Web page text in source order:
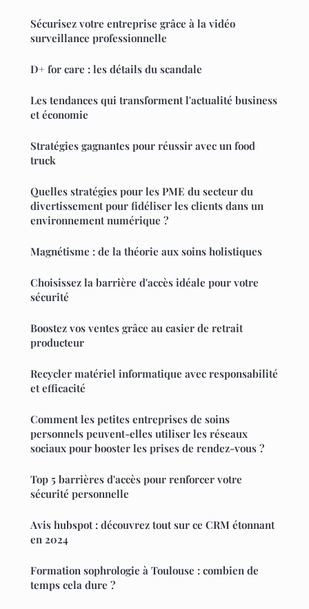
Sécurisez votre entreprise grâce à la vidéo
surveillance professionnelle
D+ for care : les détails du scandale
Les tendances qui transforment l'actualité business
et économie
Stratégies gagnantes pour réussir avec un food
truck
Quelles stratégies pour les PME du secteur du
divertissement pour fidéliser les clients dans un
environnement numérique ?
Magnétisme : de la théorie aux soins holistiques
Choisissez la barrière d'accès idéale pour votre
sécurité
Boostez vos ventes grâce au casier de retrait
producteur
Recycler matériel informatique avec responsabilité
et efficacité
Comment les petites entreprises de soins
personnels peuvent-elles utiliser les réseaux
sociaux pour booster les prises de rendez-vous ?
Top 5 barrières d'accès pour renforcer votre
sécurité personnelle
Avis hubspot : découvrez tout sur ce CRM étonnant
en 2024
Formation sophrologie à Toulouse : combien de
temps cela dure ?